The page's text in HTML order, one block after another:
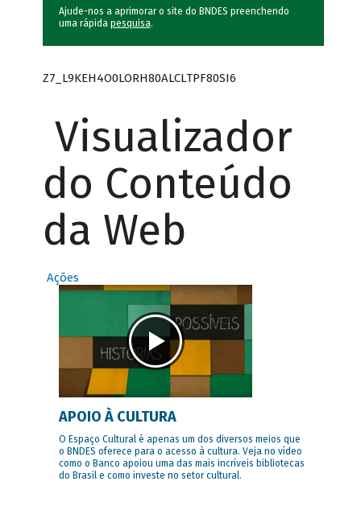
Ajude-nos a aprimorar o site do BNDES preenchendo
uma rápida pesquisa.
Z7_L9KEH4O0LORH80ALCLTPF80SI6
Visualizador
do Conteúdo
da Web
Ações
APOIO À CULTURA
O Espaço Cultural é apenas um dos diversos meios que
o BNDES oferece para o acesso à cultura. Veja no vídeo
como o Banco apoiou uma das mais incríveis bibliotecas
do Brasil e como investe no setor cultural.